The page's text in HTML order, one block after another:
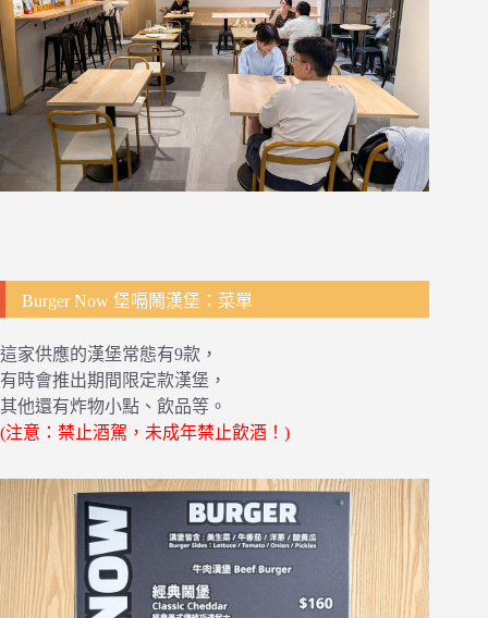
Burger Now 堡嗝鬧漢堡：菜單
這家供應的漢堡常態有9款，
有時會推出期間限定款漢堡，
其他還有炸物小點、飲品等。
(注意：禁止酒駕，未成年禁止飲酒！)